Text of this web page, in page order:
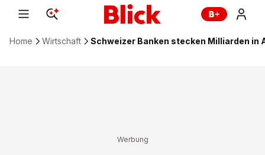
Home Wirtschaft Schweizer Banken stecken Milliarden